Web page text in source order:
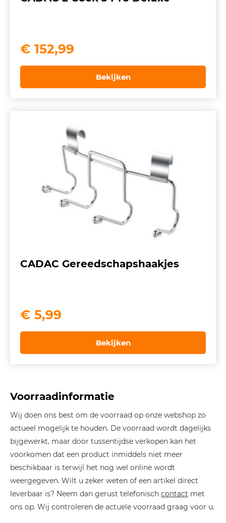
€ 152,99
Bekijken
CADAC Gereedschapshaakjes
€ 5,99
Bekijken
Voorraadinformatie
Wij doen ons best om de voorraad op onze webshop zo
actueel mogelijk te houden. De voorraad wordt dagelijks
bijgewerkt, maar door tussentijdse verkopen kan het
voorkomen dat een product inmiddels niet meer
beschikbaar is terwijl het nog wel online wordt
weergegeven. Wilt u zeker weten of een artikel direct
leverbaar is? Neem dan gerust telefonisch contact met
ons op. Wij controleren de actuele voorraad graag voor u.